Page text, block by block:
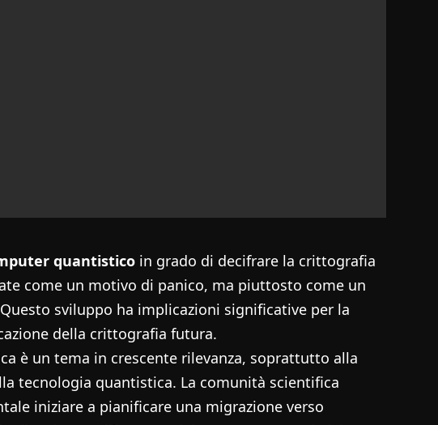
quantisticoin grado di decifrare la crittografia
come un motivo di panico, ma piuttosto come un
sviluppo ha implicazioni significative per la
della crittografia futura.
è un tema in crescente rilevanza, soprattutto alla
tecnologia quantistica. La comunità scientifica
iniziare a pianificare una migrazione verso